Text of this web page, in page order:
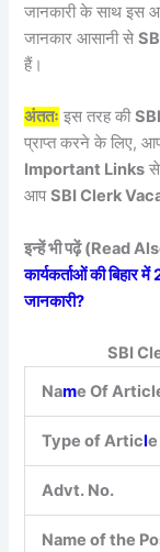
जानकारी के साथ इस
जानकार आसानी से
हैं।
अंततः इस तरह की
प्राप्त करने के लिए,
Important Links
आपSBI Clerk
इन्हें भी पढ़ें (Read
कार्यकर्ताओं की बिहार
जानकारी?
SBI
Name Of
Type of Article
Advt. No.
Name of the